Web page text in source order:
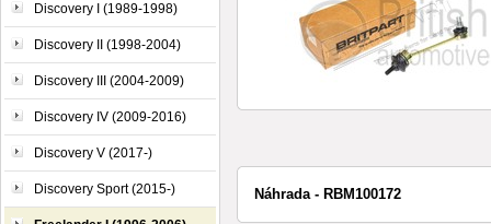
Discovery I (1989-1998)
Discovery II (1998-2004)
Discovery III (2004-2009)
Discovery IV (2009-2016)
Discovery V (2017-)
Discovery Sport (2015-) Náhrada - RBM100172